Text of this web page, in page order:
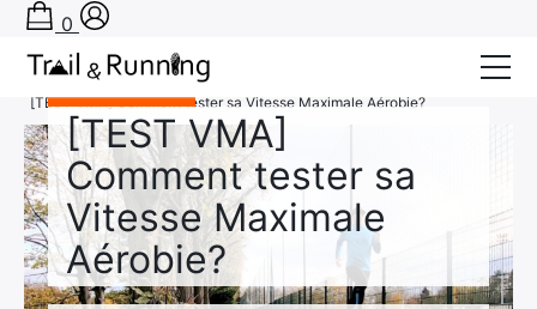
[TEST VMA]
Comment tester sa
Vitesse Maximale
Aérobie?
Entraînement
[TEST VMA] Comment tester sa Vitesse Maximale Aérobie?
0
Conseils
Récits de course
Tests
Bons plans